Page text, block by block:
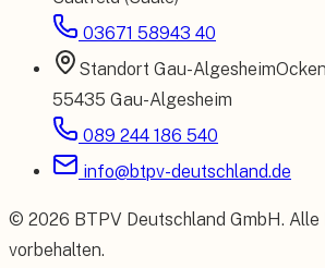
03671 58943 40
Standort Gau-Algesheim
55435 Gau-Algesheim
089 244 186 540
info@btpv-deutschland.de
© 2026 BTPV Deutschland GmbH. Alle
vorbehalten.